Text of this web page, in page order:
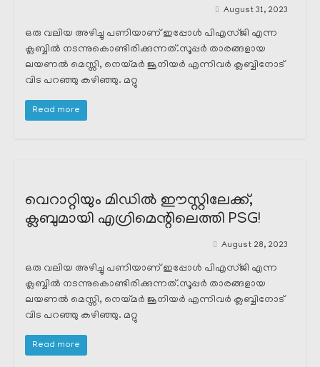
August 31, 2023
ഒരു വലിയ അഴിച്ചു പണിയാണ് ഇപ്പോൾ പിഎസ്ജി എന്ന
ക്ലബ്ബിൽ നടന്നുകൊണ്ടിരിക്കുന്നത്.സൂപ്പർ താരങ്ങളായ
ലയണൽ മെസ്സി, നെയ്മർ ജൂനിയർ എന്നിവർ ക്ലബ്ബിനോട്
വിട പറഞ്ഞു കഴിഞ്ഞു. മറ്റു
Read more
വെറാറ്റിയും മിഡിൽ ഈസ്റ്റിലേക്ക്,
ക്ലബുമായി എഗ്രിമെന്റിലെത്തി PSG!
August 28, 2023
ഒരു വലിയ അഴിച്ചു പണിയാണ് ഇപ്പോൾ പിഎസ്ജി എന്ന
ക്ലബ്ബിൽ നടന്നുകൊണ്ടിരിക്കുന്നത്.സൂപ്പർ താരങ്ങളായ
ലയണൽ മെസ്സി, നെയ്മർ ജൂനിയർ എന്നിവർ ക്ലബ്ബിനോട്
വിട പറഞ്ഞു കഴിഞ്ഞു. മറ്റു
Read more